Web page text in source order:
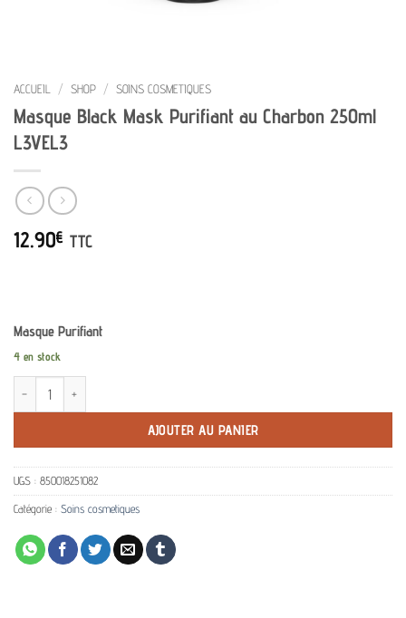
ACCUEIL / SHOP / SOINS COSMETIQUES
Masque Black Mask Purifiant au Charbon 250ml
L3VEL3
12.90€ TTC
Masque Purifiant
4 en stock
quantité de Masque Black Mask Purifiant au Charbon 250ml L3VEL3
AJOUTER AU PANIER
UGS : 850018251082
Catégorie : Soins cosmetiques